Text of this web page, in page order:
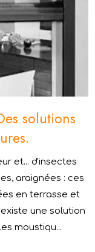
solutions
et... d'insectes
araignées : ces
en terrasse et
une solution
moustiqu...